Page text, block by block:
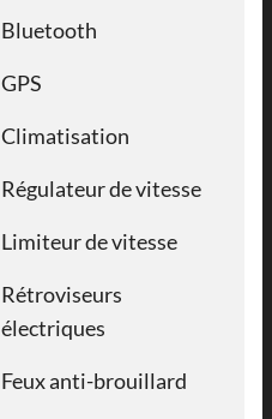
Bluetooth
GPS
Climatisation
Régulateur de vitesse
Limiteur de vitesse
Rétroviseurs
électriques
Feux anti-brouillard